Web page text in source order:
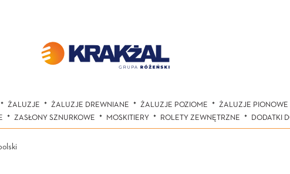
ŻALUZJE ŻALUZJE DREWNIANE ŻALUZJE POZIOME ŻALUZJE PIONOWE
ZASŁONY SZNURKOWE MOSKITIERY ROLETY ZEWNĘTRZNE DODATKI